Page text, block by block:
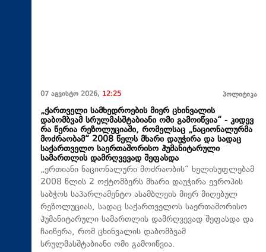
07 აგვისტო 2026, 12:25 პოლიტიკა
„ქართველი სამხედროების მიერ ცხინვალის
დაბომბვამ სრულმასშტაბიანი ომი გამოიწვია“ - კიდევ
რა წერია რეზოლუციაში, რომელსაც „ნაციონალურმა
მოძრაობამ“ 2008 წელს მხარი დაუჭირა და სადაც
საქართველო საერთაშორისო ჰუმანიტარული
სამართლის დამრღვევად შეფასდა
„ერთიანი ნაციონალური მოძრაობის“ ხელისუფლებამ
2008 წლის 2 ოქტომბერს მხარი დაუჭირა ევროპის
საბჭოს საპარლამენტო ასამბლეის მიერ მიღებულ
რეზოლუციას, სადაც საქართველოს საერთაშორისო
ჰუმანიტარული სამართლის დამრღვევად შეფასდა და
ჩაიწერა, რომ ცხინვალის დაბომბვამ
სრულმასშტაბიანი ომი გამოიწვია.